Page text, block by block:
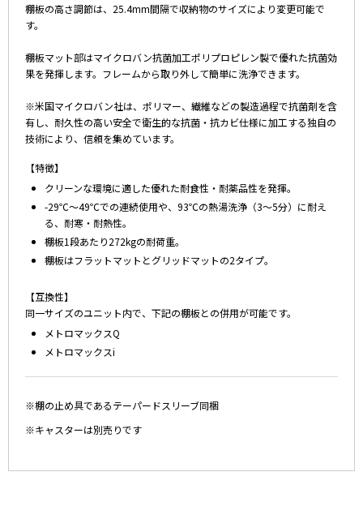
棚板の高さ調節は、25.4mm間隔で収納物のサイズにより変更可能で
す。
棚板マット部はマイクロバン抗菌加工ポリプロピレン製で優れた抗菌効
果を発揮します。フレームから取り外して簡単に洗浄できます。
※米国マイクロバン社は、ポリマー、繊維などの製造過程で抗菌剤を含
有し、耐久性の高い安全で衛生的な抗菌・抗カビ仕様に加工する独自の
技術により、信頼を集めています。
【特徴】
クリーンな環境に適した優れた耐食性・耐薬品性を発揮。
-29℃～49℃での連続使用や、93℃の熱湯洗浄（3～5分）に耐え
る、耐寒・耐熱性。
棚板1段あたり272kgの耐荷重。
棚板はフラットマットとグリッドマットの2タイプ。
【互換性】
同一サイズのユニット内で、下記の棚板との併用が可能です。
メトロマックスQ
メトロマックスi
※棚の止め具であるテーパードスリーブ同梱
※キャスターは別売りです